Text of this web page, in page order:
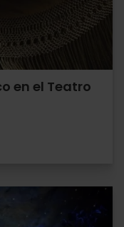
en el Teatro